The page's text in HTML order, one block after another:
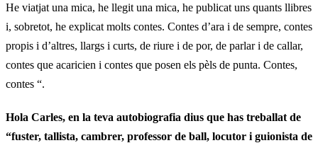
He viatjat una mica, he llegit una mica, he publicat uns quants llibres
i, sobretot, he explicat molts contes. Contes d’ara i de sempre, contes
propis i d’altres, llargs i curts, de riure i de por, de parlar i de callar,
contes que acaricien i contes que posen els pèls de punta. Contes,
contes “.
Hola Carles, en la teva autobiografia dius que has treballat de
“fuster, tallista, cambrer, professor de ball, locutor i guionista de